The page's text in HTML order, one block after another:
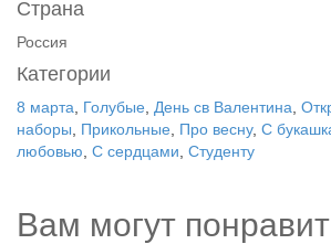
Страна
Россия
Категории
8 марта Голубые День св Валентина
наборы
Прикольные Про весну, С
любовью С сердцами Студенту
Вам могут